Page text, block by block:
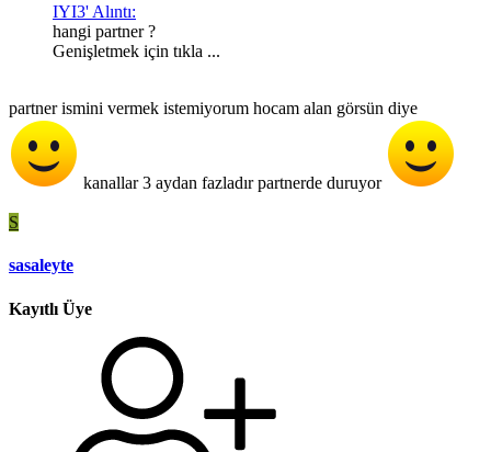
IYI3' Alıntı:
hangi partner ?
Genişletmek için tıkla ...
partner ismini vermek istemiyorum hocam alan görsün diye
kanallar 3 aydan fazladır partnerde duruyor
S
sasaleyte
Kayıtlı Üye